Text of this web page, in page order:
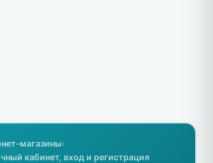
магазины›
кабинет, вход и регистрация